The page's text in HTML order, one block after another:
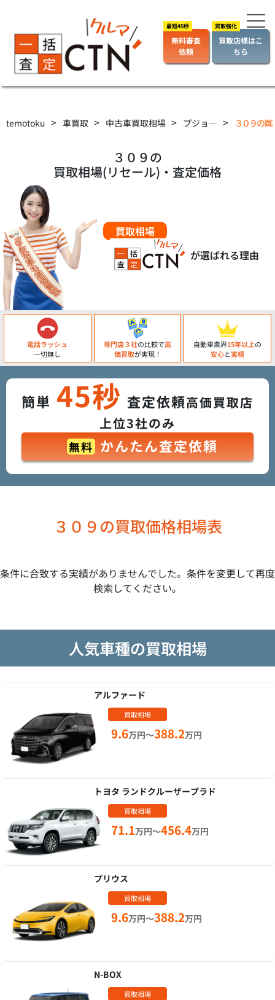
無料審査
依頼
買取店様はこ
ちら
temotoku > 車買取 > 中古車買取相場 > プジョ― > ３０９の買
３０９の
買取相場(リセール)・査定価格
買取相場
が選ばれる理由
電話ラッシュ
一切無し
専門店３社の比較で高
価買取が実現！
自動車業界15年以上の
安心と実績
簡単 45秒 査定依頼高価買取店
上位3社のみ
無料 かんたん査定依頼
３０９の買取価格相場表
条件に合致する実績がありませんでした。条件を変更して再度
検索してください。
人気車種の買取相場
アルファード
買取相場
9.6万円～388.2万円
トヨタ ランドクルーザープラド
買取相場
71.1万円～456.4万円
プリウス
買取相場
9.6万円～388.2万円
N-BOX
買取相場